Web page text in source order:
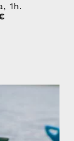
1h.